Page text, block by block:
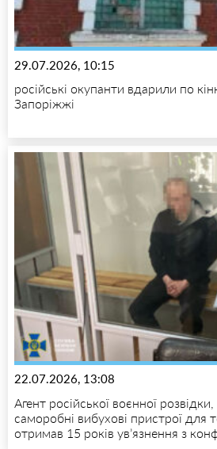
29.07.2026, 10:15
російські окупанти вдарили по
Запоріжжі
22.07.2026, 13:08
Агент російської воєнної
саморобні вибухові пристрої для
отримав 15 років ув’язнення з